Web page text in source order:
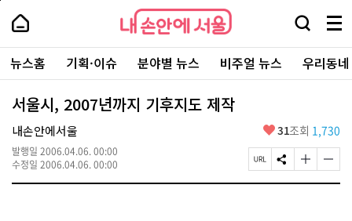
본
로
가
내
손
안
에
서
울
-
서
울
시
대
표
소
내
손
에
울
검
창
열
기
메
뉴
전
체
보
주
요
서
뉴스홈 기획·이슈 분야별 뉴스 비주얼 뉴스 우리동
서울시, 2007년까지 기후지도 제작
내손안에서울
발행일 2006.04.06. 00:00
수정일 2006.04.06. 00:00
좋
요
31조회 1,730
페
이
S
N
글
자
글
자
페
상
단
로